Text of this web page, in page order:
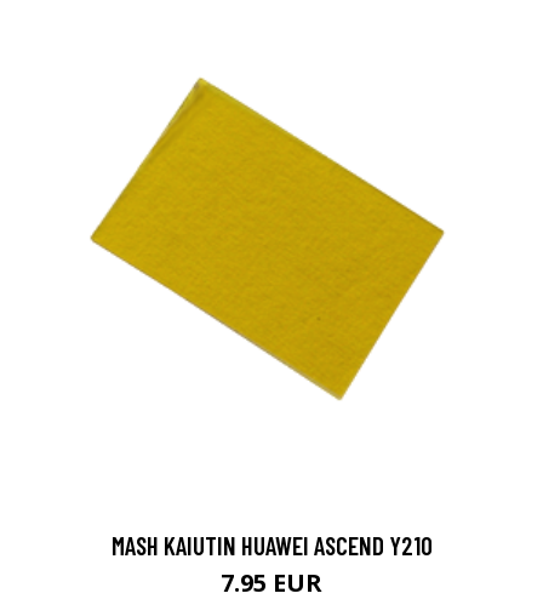
MASH KAIUTIN HUAWEI ASCEND Y210
7.95 EUR